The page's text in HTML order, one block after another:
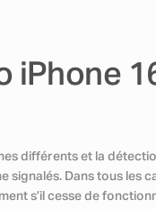
iPhone
différents et la
signalés. Dans tous les
s’il cesse de